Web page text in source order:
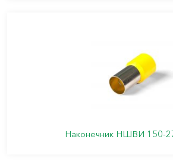
Наконечник НШВИ 150-